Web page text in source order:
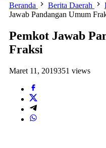
Beranda
Berita Daerah
Jawab Pandangan Umum
Pemkot Jawab
Fraksi
Maret 11, 2019351 views